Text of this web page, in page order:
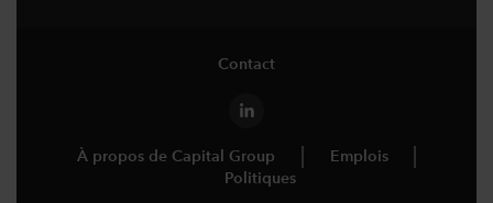
Contact
À propos de Capital Group
Emplois
Politiques